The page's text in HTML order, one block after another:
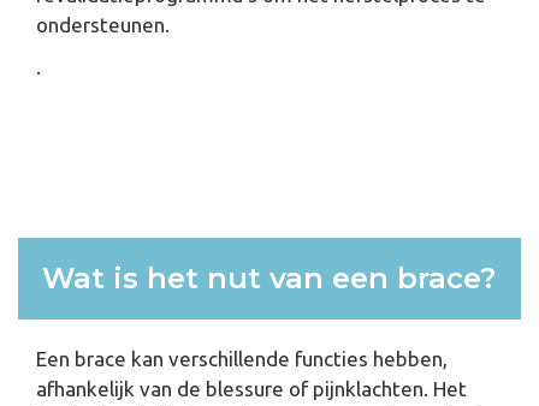
ondersteunen.
.
Wat is het nut van een brace?
Een brace kan verschillende functies hebben,
afhankelijk van de blessure of pijnklachten. Het